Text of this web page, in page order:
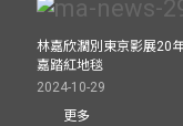
林嘉欣濶別東京影展20
嘉踏紅地毯
2024-10-29
更多